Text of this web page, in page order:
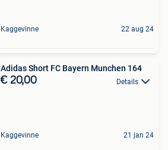
Kaggevinne 22 aug 24
Adidas Short FC Bayern Munchen 164
€ 20,00 Details
Kaggevinne 21 jan 24